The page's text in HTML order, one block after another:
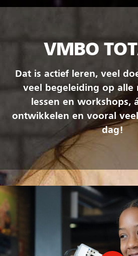
VMBO
Dat is actief leren, veel
veel begeleiding op alle
lessen en workshops,
ontwikkelen en vooral
dag!